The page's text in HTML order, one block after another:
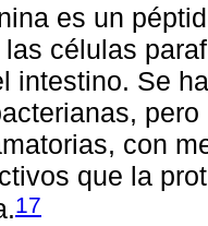
es un
células
intestino. Se
con
que la
17